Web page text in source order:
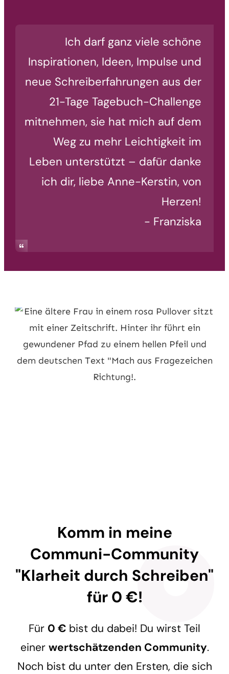
Ich darf ganz viele schöne
Inspirationen, Ideen, Impulse und
neue Schreiberfahrungen aus der
21-Tage Tagebuch-Challenge
mitnehmen, sie hat mich auf dem
Weg zu mehr Leichtigkeit im
Leben unterstützt – dafür danke
ich dir, liebe Anne-Kerstin, von
Herzen!
- Franziska
Komm in meine
Communi-Community
"Klarheit durch Schreiben"
für 0 €!
Für 0 € bist du dabei! Du wirst Teil
einer wertschätzenden Community.
Noch bist du unter den Ersten, die sich